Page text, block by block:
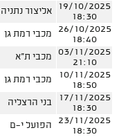
19/10/2025
18:30
אליצור נתניה
26/10/2025
18:40
מכבי רמת גן
03/11/2025
21:10
מכבי ת"א
10/11/2025
18:50
מכבי רמת גן
17/11/2025
18:30
בני הרצליה
23/11/2025
18:30
הפועל י-ם